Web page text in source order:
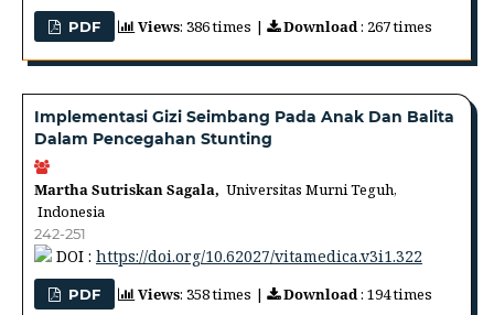
PDF Views: 386 times | Download: 267 times
Implementasi Gizi Seimbang Pada Anak Dan Balita
Dalam Pencegahan Stunting
Martha Sutriskan Sagala, Universitas Murni Teguh,
Indonesia
242-251
DOI : https://doi.org/10.62027/vitamedica.v3i1.322
PDF Views: 358 times | Download: 194 times